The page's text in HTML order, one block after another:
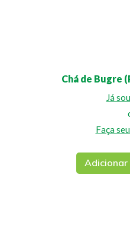
Chá de Bugre
Já
Faça
Adicionar